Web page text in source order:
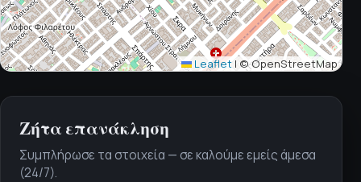
Leaflet | © OpenStreetMap
Ζήτα επανάκληση
Συμπλήρωσε τα στοιχεία — σε καλούμε εμείς άμεσα
(24/7).